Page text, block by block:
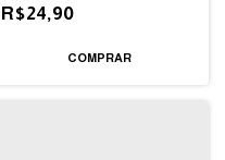
R$24,90